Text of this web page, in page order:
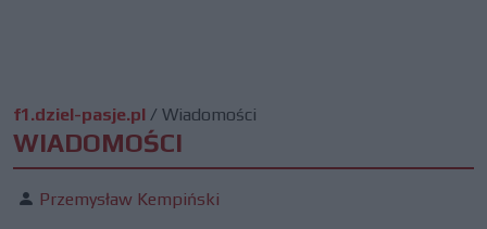
f1.dziel-pasje.pl / Wiadomości
WIADOMOŚCI
Przemysław Kempiński